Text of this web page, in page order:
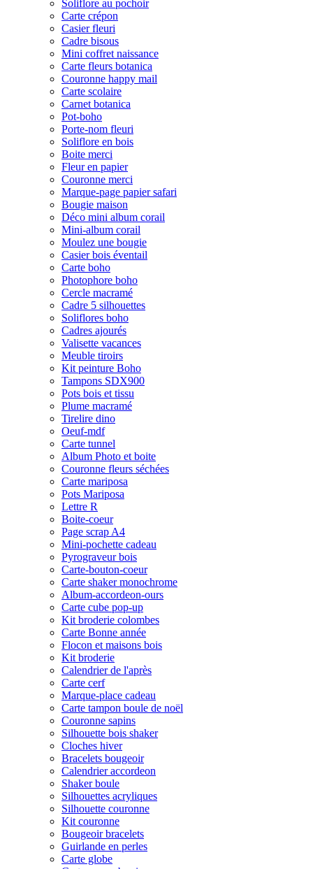
Soliflore au pochoir
Carte crépon
Casier fleuri
Cadre bisous
Mini coffret naissance
Carte fleurs botanica
Couronne happy mail
Carte scolaire
Carnet botanica
Pot-boho
Porte-nom fleuri
Soliflore en bois
Boite merci
Fleur en papier
Couronne merci
Marque-page papier safari
Bougie maison
Déco mini album corail
Mini-album corail
Moulez une bougie
Casier bois éventail
Carte boho
Photophore boho
Cercle macramé
Cadre 5 silhouettes
Soliflores boho
Cadres ajourés
Valisette vacances
Meuble tiroirs
Kit peinture Boho
Tampons SDX900
Pots bois et tissu
Plume macramé
Tirelire dino
Oeuf-mdf
Carte tunnel
Album Photo et boite
Couronne fleurs séchées
Carte mariposa
Pots Mariposa
Lettre R
Boite-coeur
Page scrap A4
Mini-pochette cadeau
Pyrograveur bois
Carte-bouton-coeur
Carte shaker monochrome
Album-accordeon-ours
Carte cube pop-up
Kit broderie colombes
Carte Bonne année
Flocon et maisons bois
Kit broderie
Calendrier de l'après
Carte cerf
Marque-place cadeau
Carte tampon boule de noël
Couronne sapins
Silhouette bois shaker
Cloches hiver
Bracelets bougeoir
Calendrier accordeon
Shaker boule
Silhouettes acryliques
Silhouette couronne
Kit couronne
Bougeoir bracelets
Guirlande en perles
Carte globe